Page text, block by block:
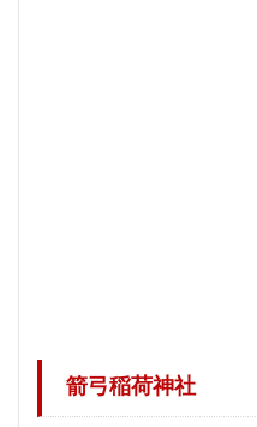
箭弓稲荷神社